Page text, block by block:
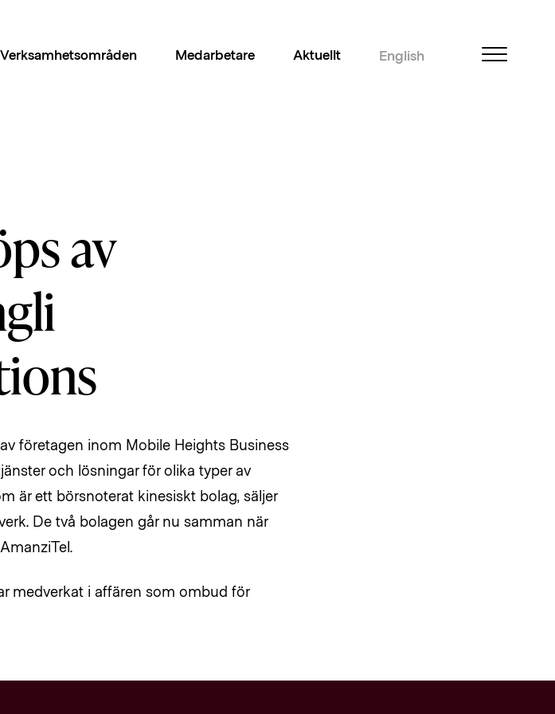
Verksamhetsområden Medarbetare Aktuellt English
av
företagen inom Mobile Heights Business
och lösningar för olika typer av
är ett börsnoterat kinesiskt bolag, säljer
De två bolagen går nu samman när
medverkat i affären som ombud för